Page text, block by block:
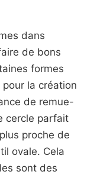
dans
de bons
formes
la création
de remue-
cercle parfait
proche de
ovale. Cela
sont des